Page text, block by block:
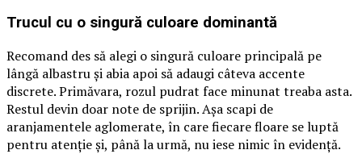
Trucul cu o singură culoare dominantă
Recomand des să alegi o singură culoare principală pe
lângă albastru și abia apoi să adaugi câteva accente
discrete. Primăvara, rozul pudrat face minunat treaba asta.
Restul devin doar note de sprijin. Așa scapi de
aranjamentele aglomerate, în care fiecare floare se luptă
pentru atenție și, până la urmă, nu iese nimic în evidență.